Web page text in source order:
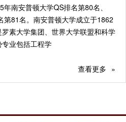
南安普顿大学QS排名第80名、
第81名。南安普顿大学成立于1862
素大学集团、世界大学联盟和科学
业包括工程学
查看更多 »